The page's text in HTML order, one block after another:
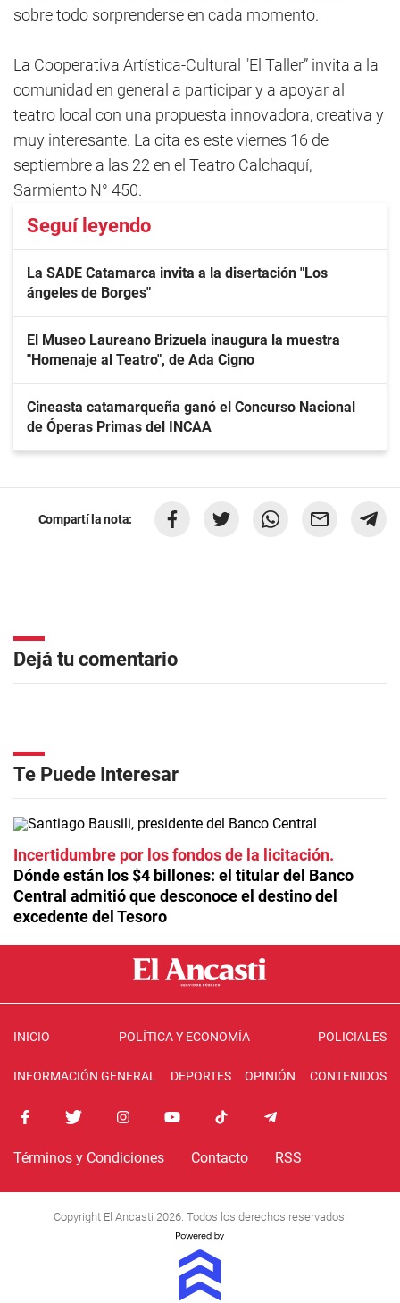
sobre todo sorprenderse en cada momento.
La Cooperativa Artística-Cultural "El Taller” invita a la
comunidad en general a participar y a apoyar al
teatro local con una propuesta innovadora, creativa y
muy interesante. La cita es este viernes 16 de
septiembre a las 22 en el Teatro Calchaquí,
Sarmiento N° 450.
Seguí leyendo
La SADE Catamarca invita a la disertación "Los
ángeles de Borges"
El Museo Laureano Brizuela inaugura la muestra
"Homenaje al Teatro", de Ada Cigno
Cineasta catamarqueña ganó el Concurso Nacional
de Óperas Primas del INCAA
Compartí la nota:
Dejá tu comentario
Te Puede Interesar
Incertidumbre por los fondos de la licitación
Dónde están los $4 billones: el titular del Banco
Central admitió que desconoce el destino del
excedente del Tesoro
INICIO POLÍTICA Y ECONOMÍA POLICIALES
INFORMACIÓN GENERAL DEPORTES OPINIÓN CONTENIDOS
Términos y Condiciones Contacto RSS
Copyright El Ancasti 2026. Todos los derechos reservados.